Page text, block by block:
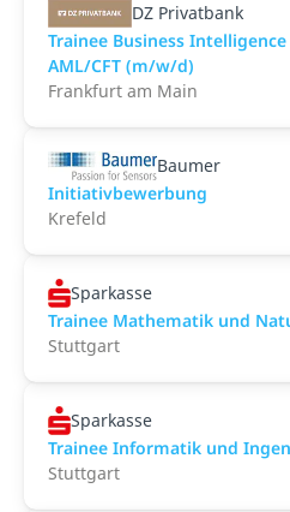
DZ Privatbank
Trainee Business
AML/CFT (m/w/d)
Frankfurt am Main
Baumer
Initiativbewerbung
Krefeld
Sparkasse
Trainee Mathematik und
Stuttgart
Sparkasse
Trainee Informatik und
Stuttgart